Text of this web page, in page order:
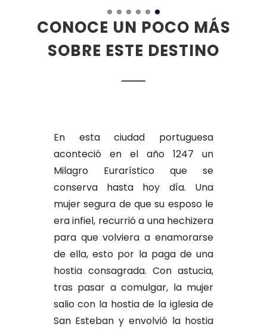
CONOCE UN POCO MÁS
SOBRE ESTE DESTINO
En esta ciudad portuguesa
aconteció en el año 1247 un
Milagro Eurarístico que se
conserva hasta hoy día. Una
mujer segura de que su esposo le
era infiel, recurrió a una hechizera
para que volviera a enamorarse
de ella, esto por la paga de una
hostia consagrada. Con astucia,
tras pasar a comulgar, la mujer
salio con la hostia de la iglesia de
San Esteban y envolvió la hostia